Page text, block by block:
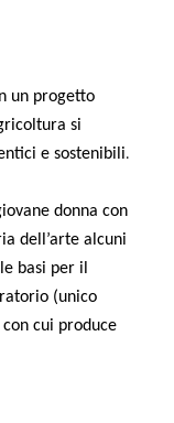
un progetto
si
e sostenibili.
donna con
dell’arte alcuni
basi per il
(unico
cui produce